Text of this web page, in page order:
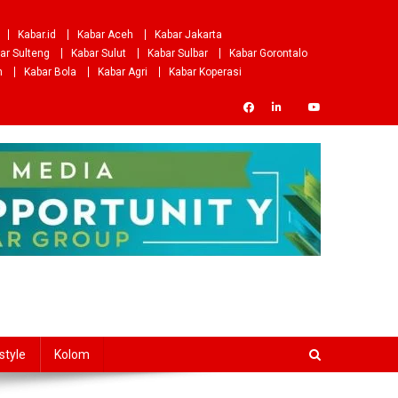
Kabar.id Kabar Aceh
Kabar Jakarta
Sulteng
Kabar Sulut Kabar Sulbar
Kabar Gorontalo
Kabar Bola Kabar Agri Kabar Koperasi
Kolom